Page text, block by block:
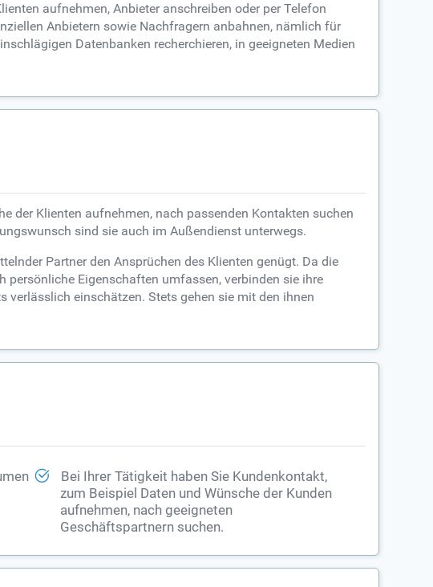
aufnehmen, Anbieter anschreiben oder per Telefon
Anbietern sowie Nachfragern anbahnen, nämlich für
Datenbanken recherchieren, in geeigneten Medien
der Klienten aufnehmen, nach passenden Kontakten suchen
sind sie auch im Außendienst unterwegs.
Partner den Ansprüchen des Klienten genügt. Da die
Eigenschaften umfassen, verbinden sie ihre
einschätzen. Stets gehen sie mit den ihnen
Bei Ihrer Tätigkeit haben Sie Kundenkontakt,
zum Beispiel Daten und Wünsche der Kunden
aufnehmen, nach geeigneten
Geschäftspartnern suchen.